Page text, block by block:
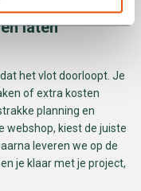
laten
het vlot doorloopt. Je
of extra kosten
planning en
webshop, kiest de juiste
leveren we op de
je klaar met je project,